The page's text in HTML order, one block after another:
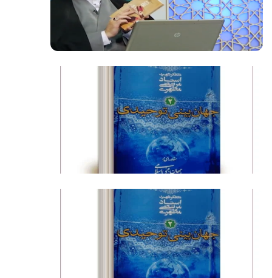
فیلم کامل
فیلم کامل